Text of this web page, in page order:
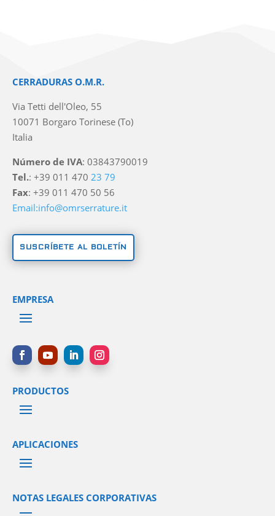
CERRADURAS O.M.R.
Via Tetti dell'Oleo, 55
10071 Borgaro Torinese (To)
Italia
Número de IVA: 03843790019
Tel.: +39 011 470 23 79
Fax: +39 011 470 50 56
Email:info@omrserrature.it
SUSCRÍBETE AL BOLETÍN
EMPRESA
PRODUCTOS
APLICACIONES
NOTAS LEGALES CORPORATIVAS